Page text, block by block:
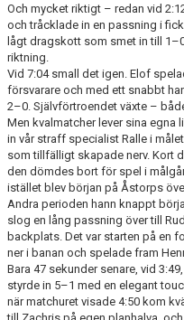
Och mycket riktigt – redan vid
och tråcklade in en passning i
lågt dragskott som smet in till
riktning.
Vid 7:04 small det igen. Elof
försvarare och med ett snabbt
2–0. Självförtroendet växte –
Men kvalmatcher lever sina egna
in vår straff specialist Ralle i
som tillfälligt skapade nerv. Kort
den dömdes bort för spel i
istället blev början på Åstorps
Andra perioden hann knappt
slog en lång passning över till
backplats. Det var starten på en
ner i banan och spelade fram
Bara 47 sekunder senare, vid
styrde in 5–1 med en elegant
när matchuret visade 4:50 kom